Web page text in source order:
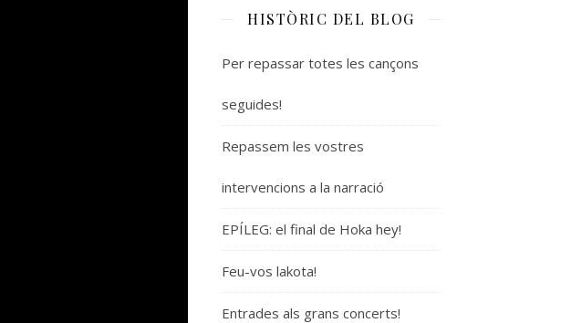
HISTÒRIC DEL BLOG
Per repassar totes les cançons
seguides!
Repassem les vostres
intervencions a la narració
EPÍLEG: el final de Hoka hey!
Feu-vos lakota!
Entrades als grans concerts!